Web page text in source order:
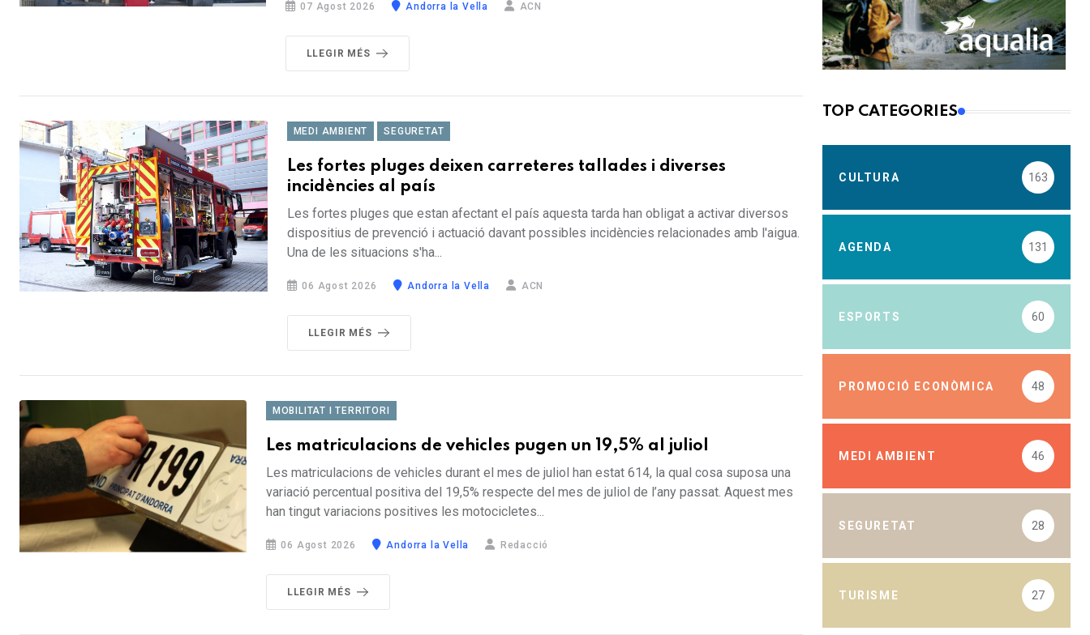
07 Agost 2026 Andorra la Vella ACN
LLEGIR MÉS
MEDI AMBIENT SEGURETAT
Les fortes pluges deixen carreteres tallades i diverses
incidències al país
Les fortes pluges que estan afectant el país aquesta tarda han obligat a activar diversos
dispositius de prevenció i actuació davant possibles incidències relacionades amb l'aigua.
Una de les situacions s'ha...
06 Agost 2026 Andorra la Vella ACN
LLEGIR MÉS
MOBILITAT I TERRITORI
Les matriculacions de vehicles pugen un 19,5% al juliol
Les matriculacions de vehicles durant el mes de juliol han estat 614, la qual cosa suposa una
variació percentual positiva del 19,5% respecte del mes de juliol de l’any passat. Aquest mes
han tingut variacions positives les motocicletes...
06 Agost 2026 Andorra la Vella Redacció
LLEGIR MÉS
TOP CATEGORIES
CULTURA 163
AGENDA 131
ESPORTS 60
PROMOCIÓ ECONÒMICA 48
MEDI AMBIENT 46
SEGURETAT 28
TURISME 27